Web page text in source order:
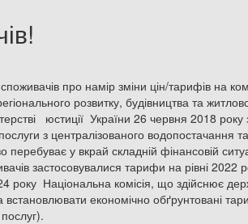
про намір зміни цін/тарифів на
розвитку, будівництва та
юстиції України 26 червня 2018
з централізованого водопостачання
перебуває у вкрай складній фінансовій
застосовувалися тарифи на рівні
року Національна комісія, що здійснює
економічно обґрунтовані